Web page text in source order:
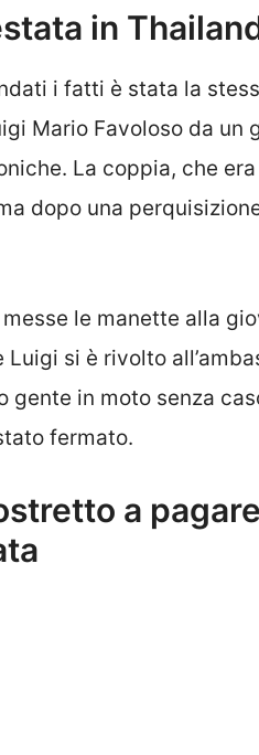
in
i fatti è stata la
Mario Favoloso da un
La coppia, che
dopo una
le manette alla
si è rivolto
gente in moto senza
fermato.
a